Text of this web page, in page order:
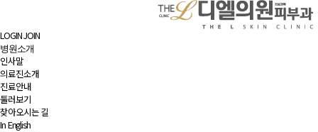
LOGINJOIN
병원소개
인사말
의료진소개
진료안내
둘러보기
찾아오시는 길
In English